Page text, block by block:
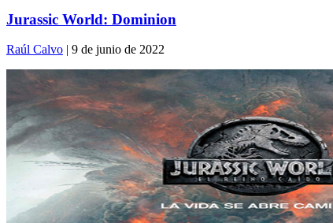
Jurassic World: Dominion
Raúl Calvo | 9 de junio de 2022